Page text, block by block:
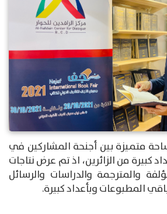
متميزة بين أجنحة المشاركين في
كبيرة من الزائرين، اذ تم عرض نتاجات
والمترجمة والدراسات والرسائل
المطبوعات وبأعداد كبيرة.